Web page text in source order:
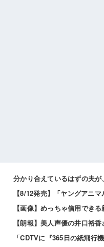
分かり合えているはずの夫が
【画像】めっちゃ信用でき